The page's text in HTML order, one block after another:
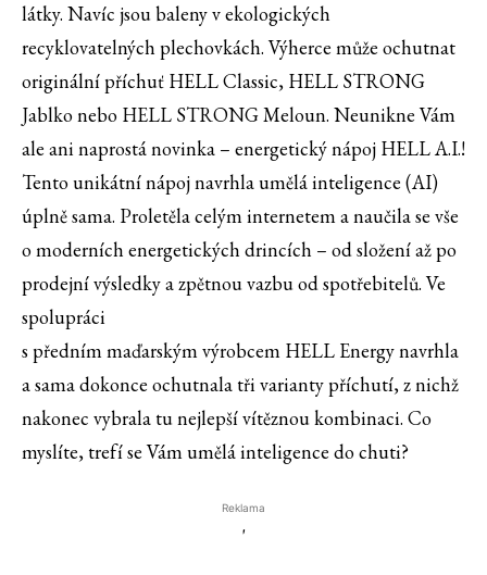
látky. Navíc jsou baleny v ekologických
recyklovatelných plechovkách. Výherce může ochutnat
originální příchuť HELL Classic, HELL STRONG
Jablko nebo HELL STRONG Meloun. Neunikne Vám
ale ani naprostá novinka – energetický nápoj HELL A.I.!
Tento unikátní nápoj navrhla umělá inteligence (AI)
úplně sama. Proletěla celým internetem a naučila se vše
o moderních energetických drincích – od složení až po
prodejní výsledky a zpětnou vazbu od spotřebitelů. Ve
spolupráci
s předním maďarským výrobcem HELL Energy navrhla
a sama dokonce ochutnala tři varianty příchutí, z nichž
nakonec vybrala tu nejlepší vítěznou kombinaci. Co
myslíte, trefí se Vám umělá inteligence do chuti?
Reklama
'